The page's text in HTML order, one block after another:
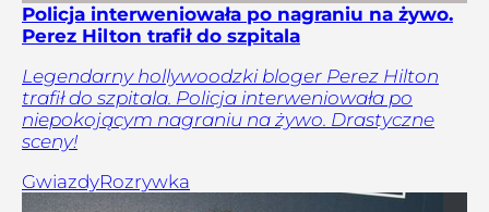
Policja interweniowała po nagraniu na żywo.
Perez Hilton trafił do szpitala
Legendarny hollywoodzki bloger Perez Hilton
trafił do szpitala. Policja interweniowała po
niepokojącym nagraniu na żywo. Drastyczne
sceny!
GwiazdyRozrywka